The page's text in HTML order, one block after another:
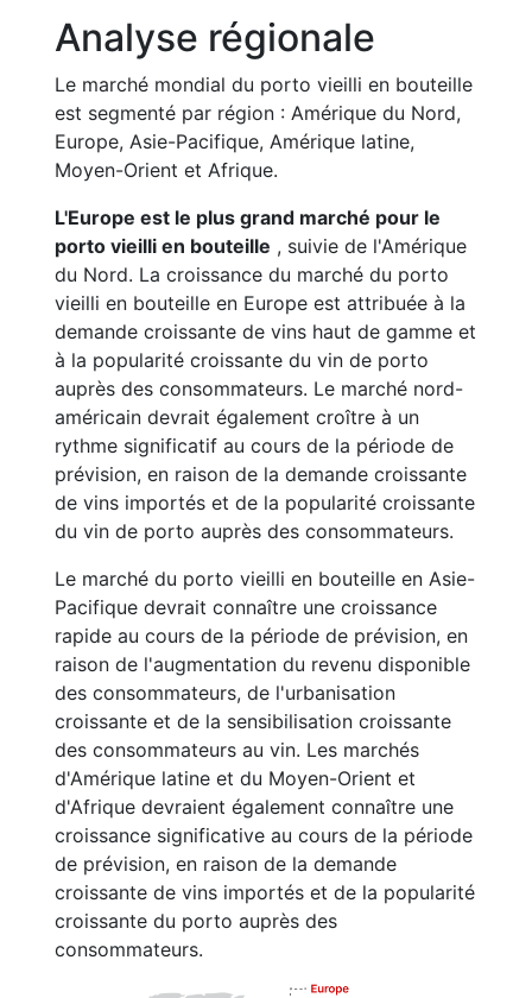
Analyse régionale
Le marché mondial du porto vieilli en bouteille
est segmenté par région : Amérique du Nord,
Europe, Asie-Pacifique, Amérique latine,
Moyen-Orient et Afrique.
L'Europe est le plus grand marché pour le
porto vieilli en bouteille , suivie de l'Amérique
du Nord. La croissance du marché du porto
vieilli en bouteille en Europe est attribuée à la
demande croissante de vins haut de gamme et
à la popularité croissante du vin de porto
auprès des consommateurs. Le marché nord-
américain devrait également croître à un
rythme significatif au cours de la période de
prévision, en raison de la demande croissante
de vins importés et de la popularité croissante
du vin de porto auprès des consommateurs.
Le marché du porto vieilli en bouteille en Asie-
Pacifique devrait connaître une croissance
rapide au cours de la période de prévision, en
raison de l'augmentation du revenu disponible
des consommateurs, de l'urbanisation
croissante et de la sensibilisation croissante
des consommateurs au vin. Les marchés
d'Amérique latine et du Moyen-Orient et
d'Afrique devraient également connaître une
croissance significative au cours de la période
de prévision, en raison de la demande
croissante de vins importés et de la popularité
croissante du porto auprès des
consommateurs.